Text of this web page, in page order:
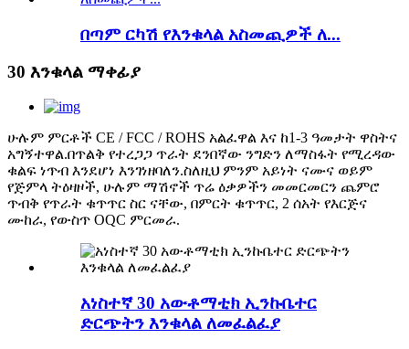
በጣም ርካሽ የእንቁላል አስመጪዎች ለ...
30 እንቁላል ማቀፊያ
ሁሉም ምርቶች CE / FCC / ROHS አልፈዋል እና ከ1-3 ዓመታት ዋስትና
አግኝተዋል.በጥልቅ የተረጋጋ ጥራት ደንበኛው ንግድን ለማስፋት የሚረዳው
ቁልፍ ነጥብ እንደሆነ እንገነዘባለን.ስለዚህ ምንም አይነት ናሙና ወይም
የጅምላ ትዕዛዞች, ሁሉም ማሽኖች ጥሬ ዕቃዎችን መመርመርን ጨምሮ
ጥብቅ የጥራት ቁጥጥር ስር ናቸው, በምርት ቁጥጥር, 2 ሰአት የእርጅና
ሙከራ, የውስጥ OQC ምርመራ.
አነስተኛ 30 አውቶማቲክ ኢንኩቤተር
ድርጭትን እንቁላል ለመፈልፈያ